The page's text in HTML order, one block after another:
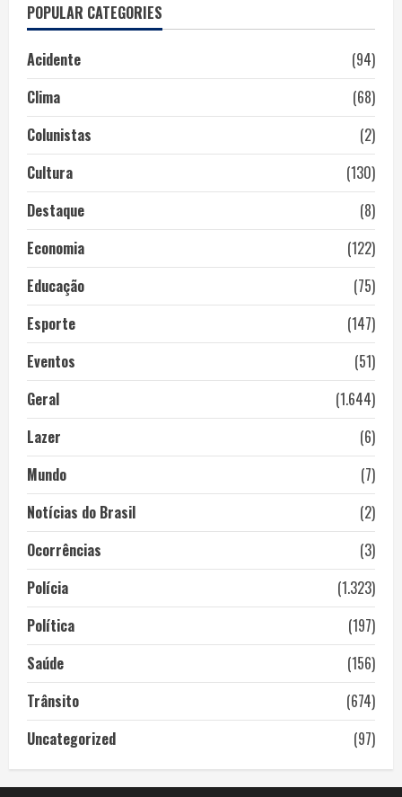
POPULAR CATEGORIES
Acidente
(94)
Clima
(68)
Colunistas
(2)
Cultura
(130)
Destaque
(8)
Economia
(122)
Educação
(75)
Esporte
(147)
Eventos
(51)
Geral
(1.644)
Lazer
(6)
Mundo
(7)
Notícias do Brasil
(2)
Ocorrências
(3)
Polícia
(1.323)
Política
(197)
Saúde
(156)
Trânsito
(674)
Uncategorized
(97)